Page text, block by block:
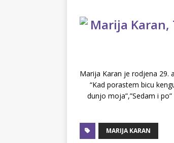
Marija Karan je rodjena 29.
“Kad porastem bicu
dunjo moja”,”Sedam i
MARIJA KARAN